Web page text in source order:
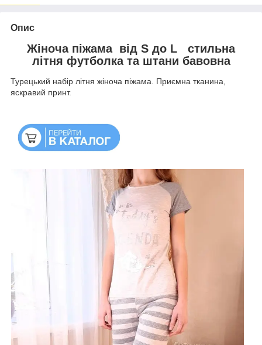
Опис
Жіноча піжама від S до L стильна
літня футболка та штани бавовна
Турецький набір літня жіноча піжама. Приємна тканина,
яскравий принт.